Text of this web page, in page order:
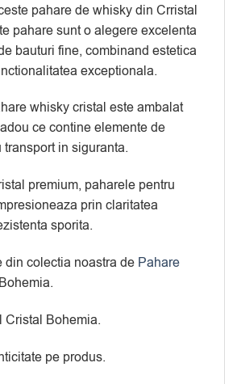
pahare de whisky din Crristal
pahare sunt o alegere excelenta
bauturi fine, combinand estetica
exceptionala.
whisky cristal este ambalat
ce contine elemente de
transport in siguranta.
premium, paharele pentru
prin claritatea
sporita.
din colectia noastra de Pahare
Bohemia.
Cristal Bohemia.
pe produs.